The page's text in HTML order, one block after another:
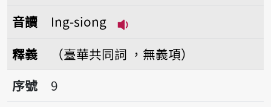
音讀
Ing-siong
釋義
（臺華共同詞 ，無義項）
序號9英才
序號
9